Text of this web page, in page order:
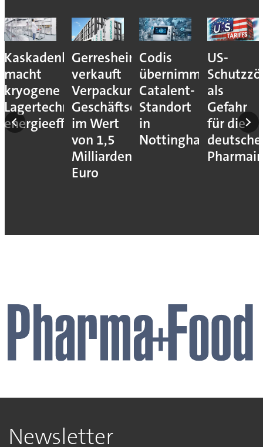
Kaskadenkonzept
macht
kryogene
Lagertechnik
energieeffizienter
Gerresheimer
verkauft
Verpackungs-
Geschäftseinheiten
im Wert
von 1,5
Milliarden
Euro
Codis
übernimmt
Catalent-
Standort
in
Nottingham
US-
als
Gefahr
für die
deutsche
Newsletter